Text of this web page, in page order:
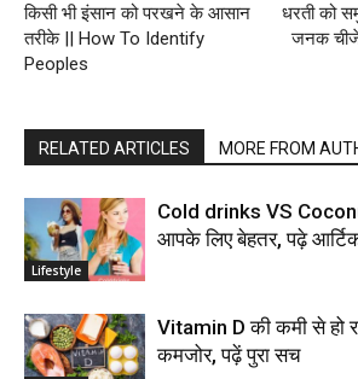
किसी भी इंसान को परखने के आसान
तरीके || How To Identify
Peoples
धरती को
जनक
RELATED ARTICLES MORE FROM
Lifestyle
Cold drinks VS
आपके लिए बेहतर, पढ़े
Vitamin D की कमी से हो
कमजोर, पढ़ें पुरा सच